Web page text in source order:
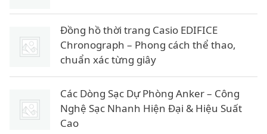
Đồng hồ thời trang Casio EDIFICE
Chronograph – Phong cách thể thao,
chuẩn xác từng giây
Các Dòng Sạc Dự Phòng Anker – Công
Nghệ Sạc Nhanh Hiện Đại & Hiệu Suất
Cao